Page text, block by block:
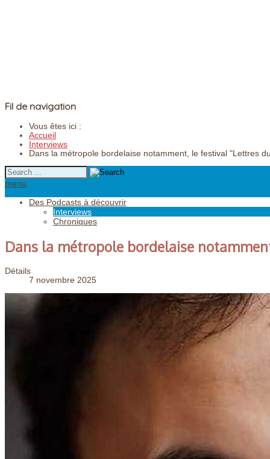
Fil de navigation
Vous êtes ici :
Accueil
Interviews
Dans la métropole bordelaise notamment, le festival "Lettres
menu
Des Podcasts à découvrir
Interviews
Chroniques
Dans la métropole bordelaise
Détails
7 novembre 2025